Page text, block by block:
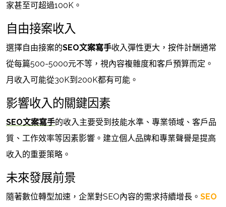
家甚至可超過100K。
自由接案收入
選擇自由接案的SEO文案寫手收入彈性更大，按件計酬通常
從每篇500-5000元不等，視內容複雜度和客戶預算而定。
月收入可能從30K到200K都有可能。
影響收入的關鍵因素
SEO文案寫手的收入主要受到技能水準、專業領域、客戶品
質、工作效率等因素影響。建立個人品牌和專業聲譽是提高
收入的重要策略。
未來發展前景
隨著數位轉型加速，企業對SEO內容的需求持續增長。 SEO